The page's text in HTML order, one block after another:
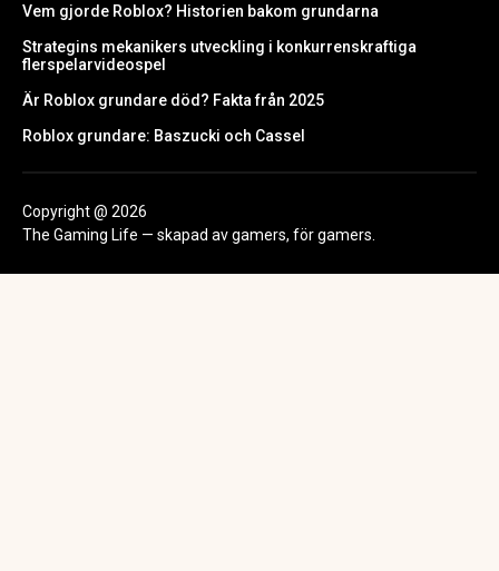
Vem gjorde Roblox? Historien bakom grundarna
Strategins mekanikers utveckling i konkurrenskraftiga
flerspelarvideospel
Är Roblox grundare död? Fakta från 2025
Roblox grundare: Baszucki och Cassel
Copyright @ 2026
The Gaming Life — skapad av gamers, för gamers.